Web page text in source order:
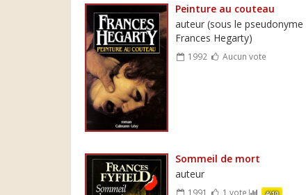
Peinture au couteau
auteur (sous le pseudonyme
Frances Hegarty)
1992 Aucun vote
Sommeil de mort
auteur
1991 1 vote 4/10